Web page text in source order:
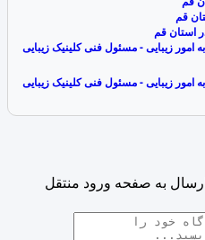
قم
استان قم
زیبایی - مسئول فنی کلینیک زیبایی
زیبایی - مسئول فنی کلینیک زیبایی
ارسال به صفحه ورود منتقل